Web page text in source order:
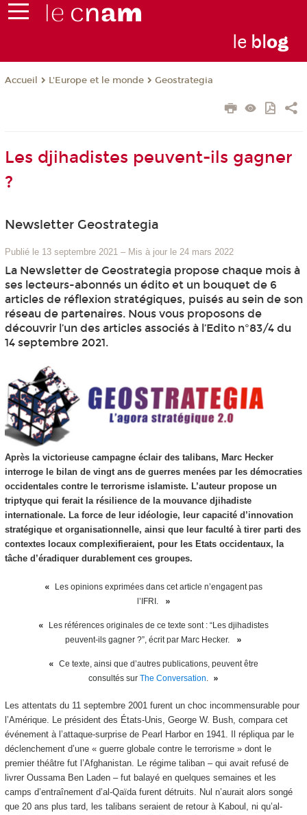
le blog
Accueil L'Europe et le monde Geostrategia
Les djihadistes peuvent-ils gagner
?
Newsletter Geostrategia
Publié le 13 septembre 2021 – Mis à jour le 24 mars 2022
La Newsletter de Geostrategia propose chaque mois à
ses lecteurs-abonnés un édito et un bouquet de 6
articles de réflexion stratégiques, puisés au sein de son
réseau de partenaires. Nous vous proposons de
découvrir l’un des articles associés à l’Edito n°83/4 du
14 septembre 2021.
Après la victorieuse campagne éclair des talibans, Marc Hecker
interroge le bilan de vingt ans de guerres menées par les démocraties
occidentales contre le terrorisme islamiste. L’auteur propose un
triptyque qui ferait la résilience de la mouvance djihadiste
internationale. La force de leur idéologie, leur capacité d’innovation
stratégique et organisationnelle, ainsi que leur faculté à tirer parti des
contextes locaux complexifieraient, pour les Etats occidentaux, la
tâche d’éradiquer durablement ces groupes.
Les opinions exprimées dans cet article n’engagent pas
l’IFRI.
Les références originales de ce texte sont : “Les djihadistes
peuvent-ils gagner ?”, écrit par Marc Hecker.
Ce texte, ainsi que d’autres publications, peuvent être
consultés sur The Conversation
Les attentats du 11 septembre 2001 furent un choc incommensurable pour
l’Amérique. Le président des États-Unis, George W. Bush, compara cet
événement à l’attaque-surprise de Pearl Harbor en 1941. Il répliqua par le
déclenchement d’une « guerre globale contre le terrorisme » dont le
premier théâtre fut l’Afghanistan. Le régime taliban – qui avait refusé de
livrer Oussama Ben Laden – fut balayé en quelques semaines et les
camps d’entraînement d’al-Qaïda furent détruits. Nul n’aurait alors songé
que 20 ans plus tard, les talibans seraient de retour à Kaboul, ni qu’al-